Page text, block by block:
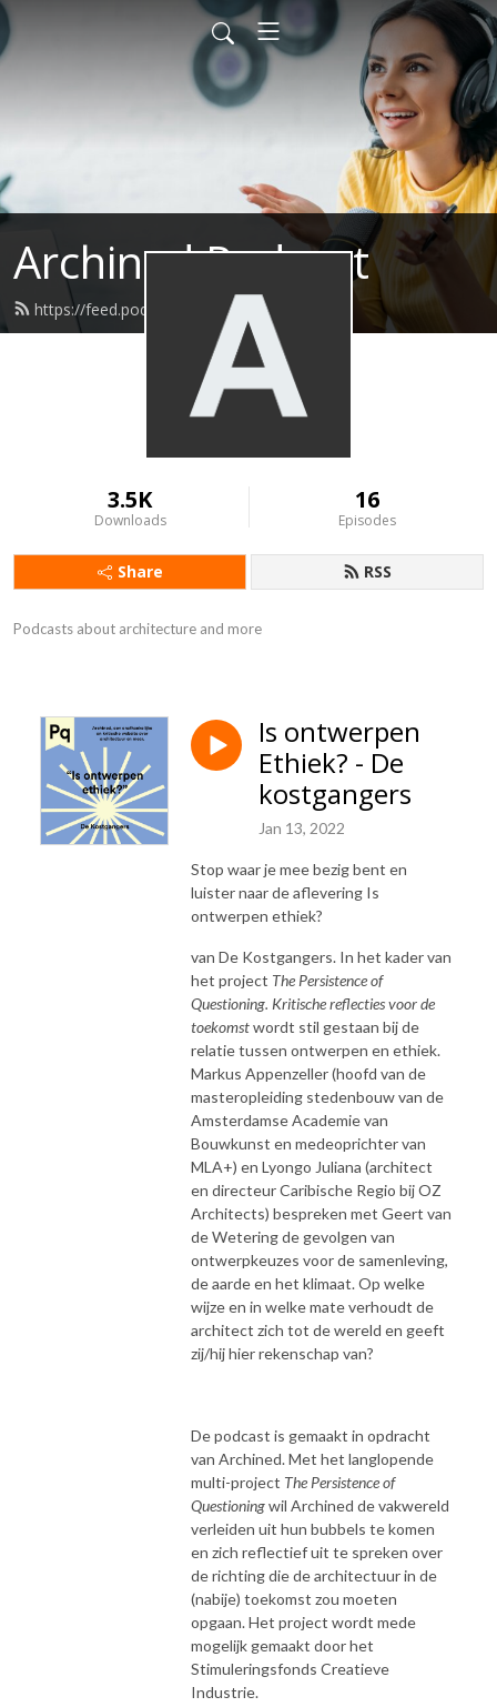
Archined Podcast
https://feed.podbean.com/archined/feed.xml
3.5K
Downloads
16
Episodes
Share RSS
Podcasts about architecture and more
Is ontwerpen
Ethiek? - De
kostgangers
Jan 13, 2022
Stop waar je mee bezig bent en
luister naar de aflevering Is
ontwerpen ethiek?
van De Kostgangers. In het kader van
het project The Persistence of
Questioning. Kritische reflecties voor de
toekomstwordt stil gestaan bij de
relatie tussen ontwerpen en ethiek.
Markus Appenzeller (hoofd van de
masteropleiding stedenbouw van de
Amsterdamse Academie van
Bouwkunst en medeoprichter van
MLA+) en Lyongo Juliana (architect
en directeur Caribische Regio bij OZ
Architects) bespreken met Geert van
de Wetering de gevolgen van
ontwerpkeuzes voor de samenleving,
de aarde en het klimaat. Op welke
wijze en in welke mate verhoudt de
architect zich tot de wereld en geeft
zij/hij hier rekenschap van?
De podcast is gemaakt in opdracht
van Archined. Met het langlopende
multi-project The Persistence of
Questioningwil Archined de vakwereld
verleiden uit hun bubbels te komen
en zich reflectief uit te spreken over
de richting die de architectuur in de
(nabije) toekomst zou moeten
opgaan. Het project wordt mede
mogelijk gemaakt door het
Stimuleringsfonds Creatieve
Industrie.